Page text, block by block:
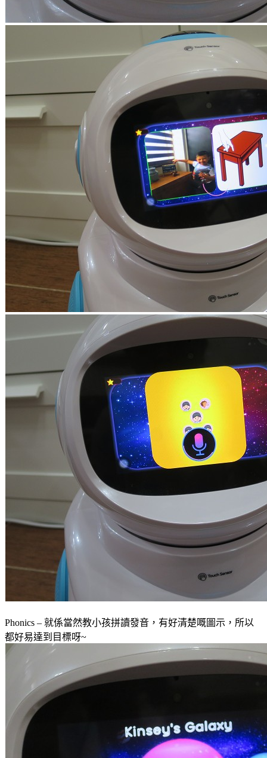
Phonics – 就係當然教小孩拼讀發音，有好清楚嘅圖示，所以
都好易達到目標呀~